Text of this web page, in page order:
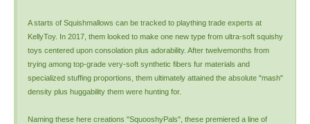
A starts of Squishmallows can be tracked to plaything trade experts at
KellyToy. In 2017, them looked to make one new type from ultra-soft squishy
toys centered upon consolation plus adorability. After twelvemonths from
trying among top-grade very-soft synthetic fibers fur materials and
specialized stuffing proportions, them ultimately attained the absolute "mash"
density plus huggability them were hunting for.
Naming these here creations "SquooshyPals", these premiered a line of